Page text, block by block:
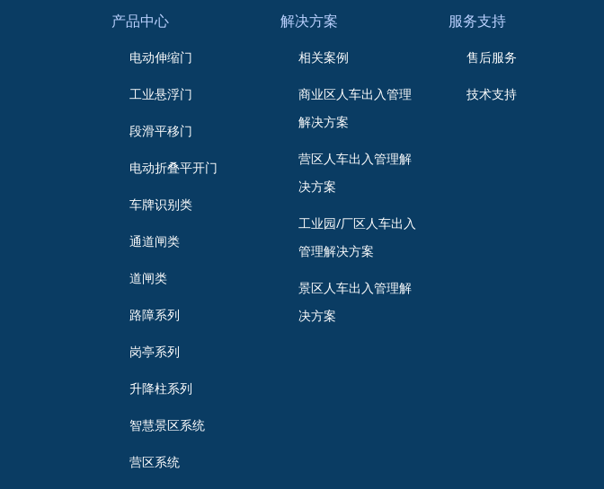
产品中心
电动伸缩门
工业悬浮门
段滑平移门
电动折叠平开门
车牌识别类
通道闸类
道闸类
路障系列
岗亭系列
升降柱系列
智慧景区系统
营区系统
解决方案
相关案例
商业区人车出入管理
解决方案
营区人车出入管理解
决方案
工业园/厂区人车出入
管理解决方案
景区人车出入管理解
决方案
服务支持
售后服务
技术支持